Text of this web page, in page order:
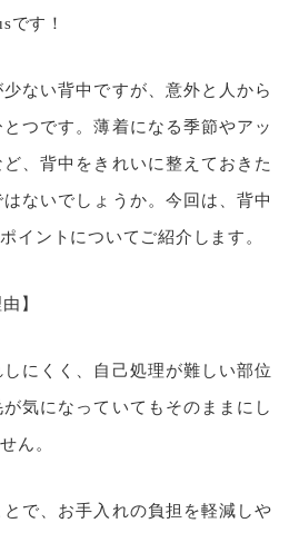
です！
ない背中ですが、意外と人から
つです。薄着になる季節やアッ
、背中をきれいに整えておきた
ないでしょうか。今回は、背中
イントについてご紹介します。
】
にくく、自己処理が難しい部位
気になっていてもそのままにし
ん。
で、お手入れの負担を軽減しや